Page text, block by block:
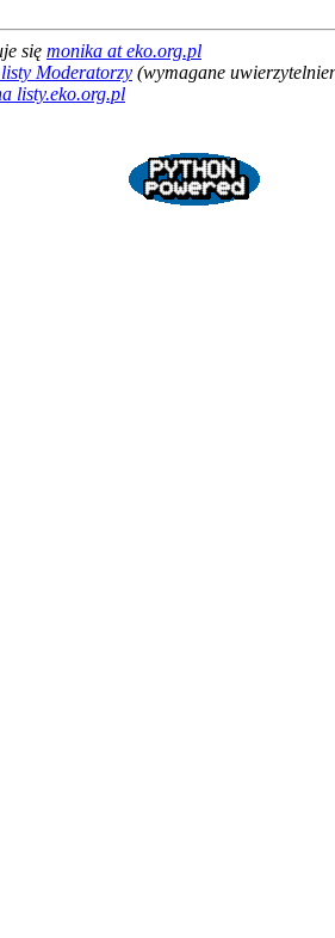
się monika at eko.org.pl
Moderatorzy (wymagane
listy.eko.org.pl